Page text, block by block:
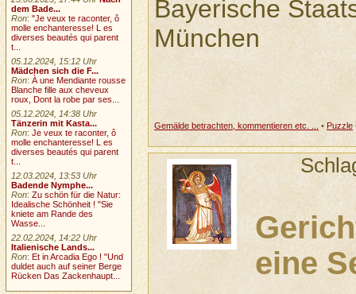
Bayerische
München
Gemälde betrachten, kommentieren etc. ... • Puzzle
eine
dem Bade...
Ron:"Je veux te raconter, ô
molle enchanteresse! L es
diverses beautés qui parent
t...
05.12.2024, 15:12 Uhr
Mädchen sich die F...
Ron:À une Mendiante rousse
Blanche fille aux cheveux
roux, Dont la robe par ses...
05.12.2024, 14:38 Uhr
Tänzerin mit Kasta...
Ron:Je veux te raconter, ô
molle enchanteresse! L es
diverses beautés qui parent
t...
12.03.2024, 13:53 Uhr
Badende Nymphe...
Ron:Zu schön für die Natur:
Idealische Schönheit ! "Sie
kniete am Rande des
Wasse...
22.02.2024, 14:22 Uhr
Italienische Lands...
Ron:Et in Arcadia Ego ! "Und
duldet auch auf seiner Berge
Rücken Das Zackenhaupt...